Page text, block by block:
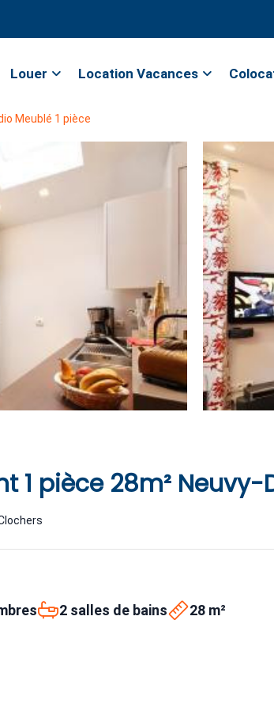
Louer Location Vacances
Meublé 1 pièce
1 pièce 28m²
2 salles de bains 28 m²